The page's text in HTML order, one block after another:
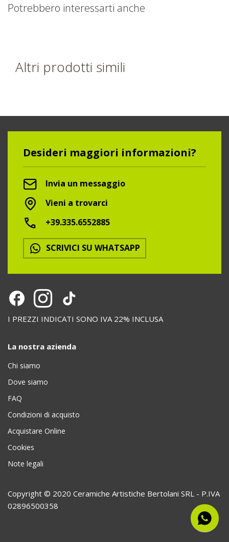
Potrebbero interessarti anche
Altri prodotti simili
Desideri maggiori informazioni?
Invia un messaggio
Vieni a trovarci
+39.335.6552885
SCRIVICI SU WHATSAPP
I PREZZI INDICATI SONO IVA 22% INCLUSA
La nostra azienda
Chi siamo
Dove siamo
FAQ
Condizioni di acquisto
Acquistare Online
Cookies
Note legali
Copyright © 2020 Ceramiche Artistiche Bertolani SRL - P.IVA
02896500358